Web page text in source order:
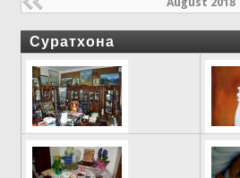
Суратхона